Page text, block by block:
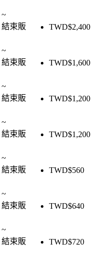
~
結束販
TWD$2,400
~
結束販
TWD$1,600
~
結束販
TWD$1,200
~
結束販
TWD$1,200
~
結束販
TWD$560
~
結束販
TWD$640
~
結束販
TWD$720